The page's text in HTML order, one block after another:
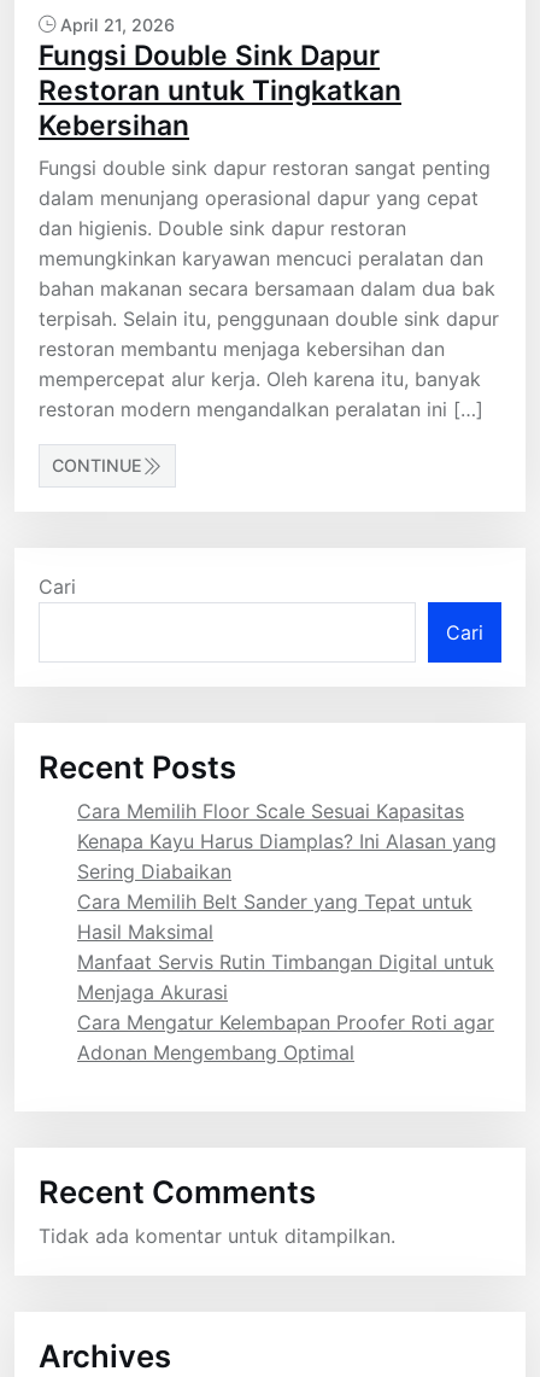
April 21, 2026
Fungsi Double Sink Dapur
Restoran untuk Tingkatkan
Kebersihan
Fungsi double sink dapur restoran sangat penting
dalam menunjang operasional dapur yang cepat
dan higienis. Double sink dapur restoran
memungkinkan karyawan mencuci peralatan dan
bahan makanan secara bersamaan dalam dua bak
terpisah. Selain itu, penggunaan double sink dapur
restoran membantu menjaga kebersihan dan
mempercepat alur kerja. Oleh karena itu, banyak
restoran modern mengandalkan peralatan ini […]
CONTINUE
Cari
Cari
Recent Posts
Cara Memilih Floor Scale Sesuai Kapasitas
Kenapa Kayu Harus Diamplas? Ini Alasan yang
Sering Diabaikan
Cara Memilih Belt Sander yang Tepat untuk
Hasil Maksimal
Manfaat Servis Rutin Timbangan Digital untuk
Menjaga Akurasi
Cara Mengatur Kelembapan Proofer Roti agar
Adonan Mengembang Optimal
Recent Comments
Tidak ada komentar untuk ditampilkan.
Archives